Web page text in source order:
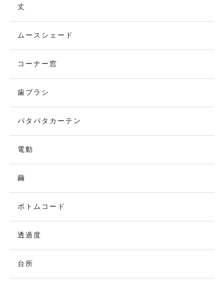
丈
ムースシェード
コーナー窓
歯ブラシ
パタパタカーテン
電動
繭
ボトムコード
透過度
台所